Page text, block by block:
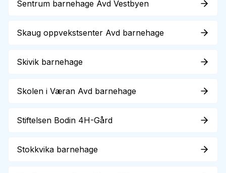
Sentrum barnehage Avd Vestbyen
Skaug oppvekstsenter Avd barnehage
Skivik barnehage
Skolen i Væran Avd barnehage
Stiftelsen Bodin 4H-Gård
Stokkvika barnehage